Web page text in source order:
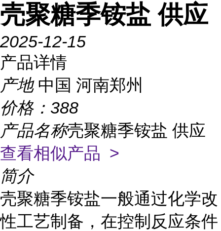
壳聚糖季铵盐 供应
2025-12-15
产品详情
产地 中国 河南郑州
价格： 388
产品名称壳聚糖季铵盐 供应
查看相似产品 >
简介
壳聚糖季铵盐一般通过化学改
性工艺制备，在控制反应条件